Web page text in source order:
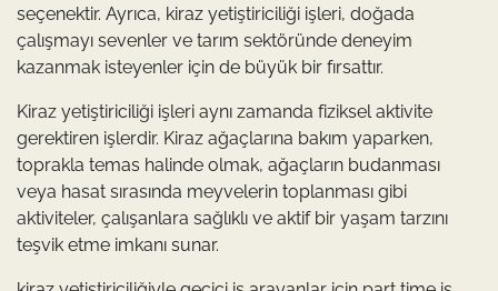
seçenektir. Ayrıca, kiraz yetiştiriciliği işleri, doğada
çalışmayı sevenler ve tarım sektöründe deneyim
kazanmak isteyenler için de büyük bir fırsattır.
Kiraz yetiştiriciliği işleri aynı zamanda fiziksel aktivite
gerektiren işlerdir. Kiraz ağaçlarına bakım yaparken,
toprakla temas halinde olmak, ağaçların budanması
veya hasat sırasında meyvelerin toplanması gibi
aktiviteler, çalışanlara sağlıklı ve aktif bir yaşam tarzını
teşvik etme imkanı sunar.